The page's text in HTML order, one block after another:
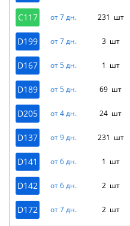
C117 от 7 дн. 231 шт
D199 от 7 дн. 3 шт
D167 от 5 дн. 1 шт
D189 от 5 дн. 69 шт
D205 от 4 дн. 24 шт
D137 от 9 дн. 231 шт
D141 от 6 дн. 1 шт
D142 от 6 дн. 2 шт
D172 от 7 дн. 2 шт